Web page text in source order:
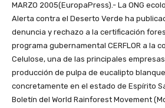
MARZO 2005(EuropaPress).- La ONG
Alerta contra el Deserto Verde ha
denuncia y rechazo a la certificación
programa gubernamental CERFLOR a la
Celulose, una de las principales
producción de pulpa de eucalipto
concretamente en el estado de Espírito
Boletín del World Rainforest Movement